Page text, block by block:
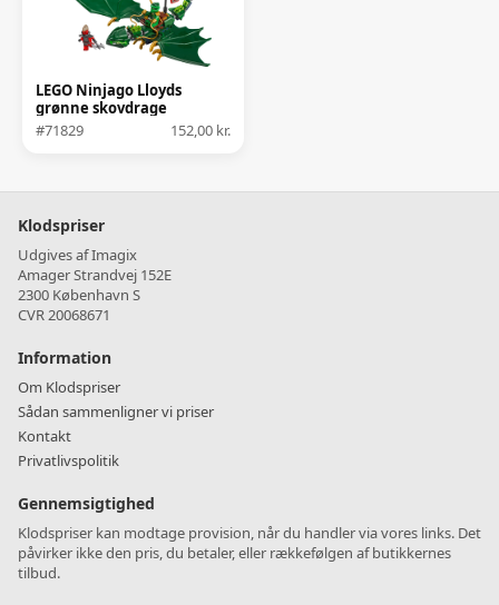
LEGO Ninjago Lloyds
grønne skovdrage
#71829
152,00 kr.
Klodspriser
Udgives af Imagix
Amager Strandvej 152E
2300 København S
CVR 20068671
Information
Om Klodspriser
Sådan sammenligner vi priser
Kontakt
Privatlivspolitik
Gennemsigtighed
Klodspriser kan modtage provision, når du handler via vores links. Det
påvirker ikke den pris, du betaler, eller rækkefølgen af butikkernes
tilbud.